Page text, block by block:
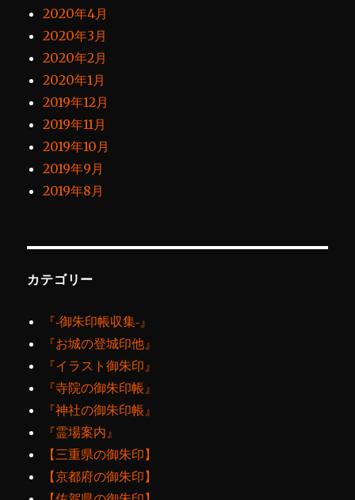
2020年4月
2020年3月
2020年2月
2020年1月
2019年12月
2019年11月
2019年10月
2019年9月
2019年8月
カテゴリー
『‐御朱印帳収集‐』
『お城の登城印他』
『イラスト御朱印』
『寺院の御朱印帳』
『神社の御朱印帳』
『霊場案内』
【三重県の御朱印】
【京都府の御朱印】